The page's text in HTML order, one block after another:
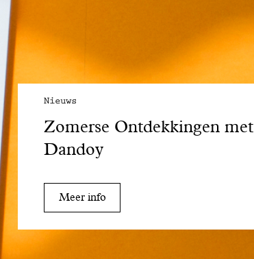
Nieuws
Zomerse Ontdekkingen met
Dandoy
Meer info